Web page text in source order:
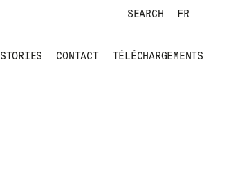
SEARCH FR
STORIES CONTACT TÉLÉCHARGEMENTS